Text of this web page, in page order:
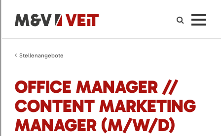
Stellenangebote
OFFICE MANAGER //
CONTENT MARKETING
MANAGER (M/W/D)